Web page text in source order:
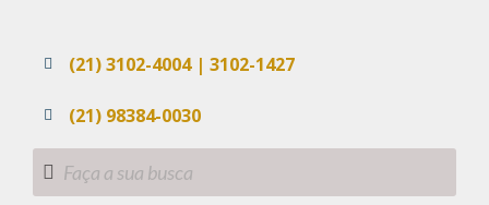
(21) 3102-4004 | 3102-1427
(21) 98384-0030